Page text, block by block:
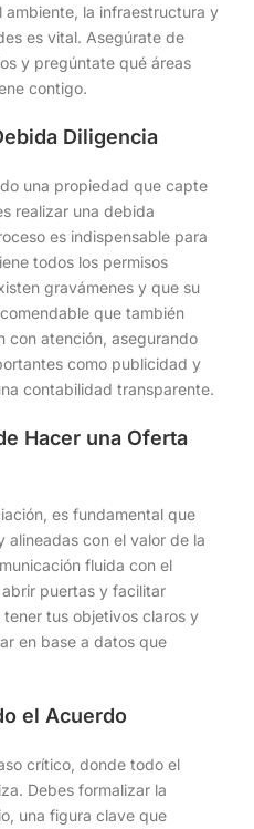
la infraestructura y
es vital. Asegúrate de
y pregúntate qué áreas
contigo.
Diligencia
una propiedad que capte
realizar una debida
es indispensable para
todos los permisos
gravámenes y que su
que también
con atención, asegurando
como publicidad y
contabilidad transparente.
Hacer una Oferta
es fundamental que
alineadas con el valor de la
fluida con el
puertas y facilitar
tus objetivos claros y
en base a datos que
el Acuerdo
crítico, donde todo el
Debes formalizar la
una figura clave que